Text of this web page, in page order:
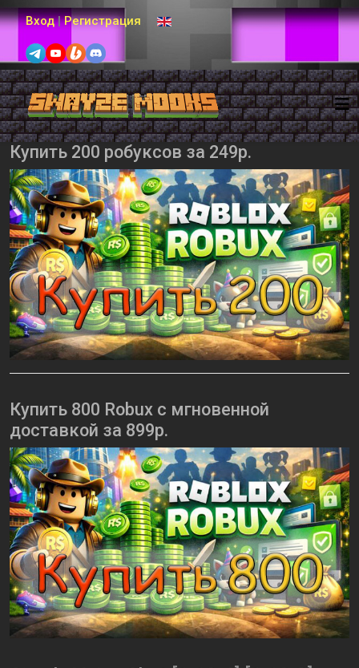
Вход | Регистрация Выберите язык
Купить 200 робуксов за 249р.
Купить 800 Robux с мгновенной
доставкой за 899р.